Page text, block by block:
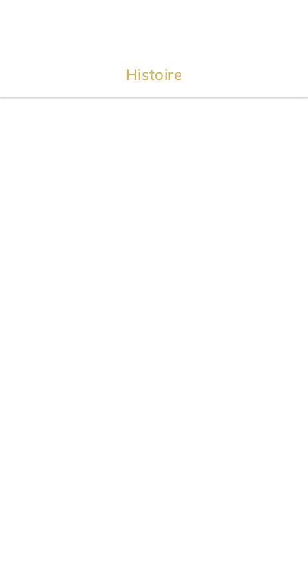
Histoire